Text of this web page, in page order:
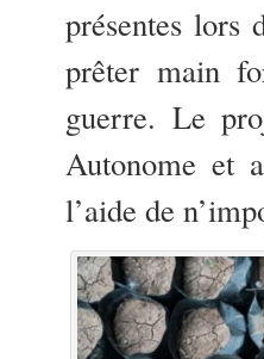
présentes lors
prêter main
guerre. Le
Autonome et
l’aide de